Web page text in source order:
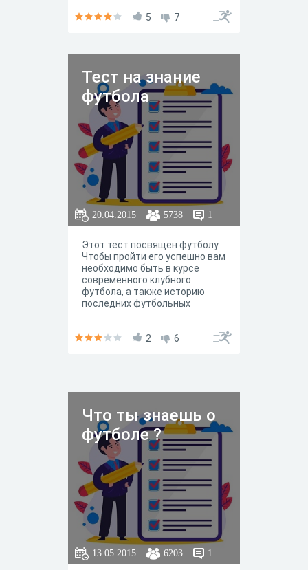
5 7
Тест на знание
футбола
20.04.2015 5738 1
Этот тест посвящен футболу.
Чтобы пройти его успешно вам
необходимо быть в курсе
современного клубного
футбола, а также историю
последних футбольных
2
6
Что ты знаешь о
футболе ?
13.05.2015 6203 1